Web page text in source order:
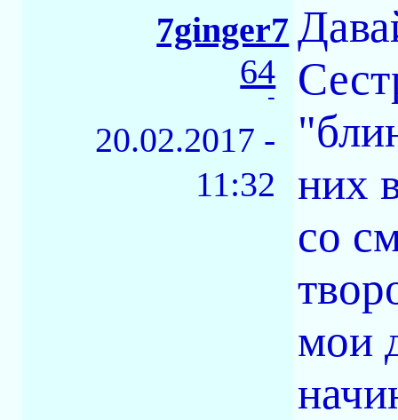
7ginger7
64
-
20.02.2017 -
11:32
них
со
мои